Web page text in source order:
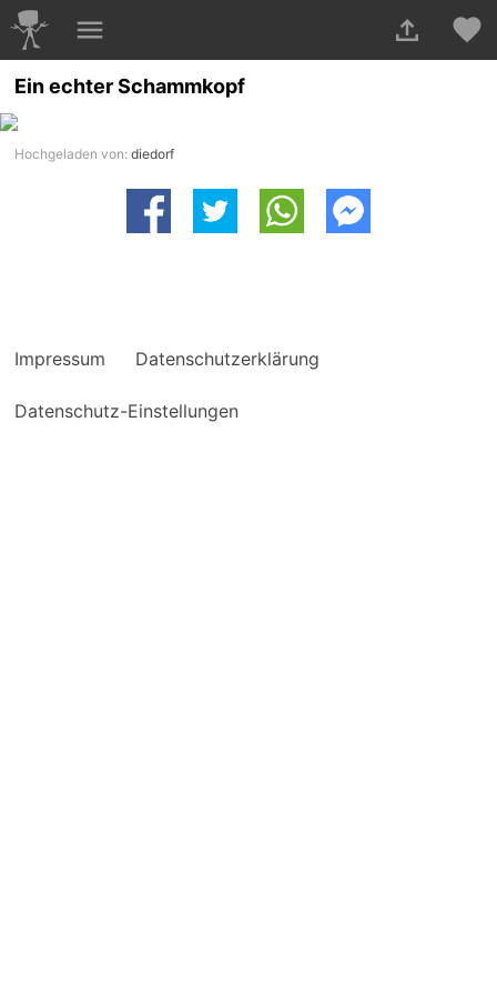
Ein echter Schammkopf
Hochgeladen von:diedorf
Impressum Datenschutzerklärung
Datenschutz-Einstellungen